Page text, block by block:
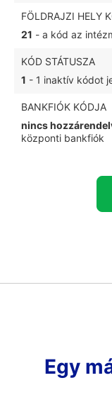
FÖLDRAJZI HELY
21 - a kód az
KÓD STÁTUSZA
1 - 1 inaktív kódot
BANKFIÓK KÓDJA
nincs
központi bankfiók
Egy